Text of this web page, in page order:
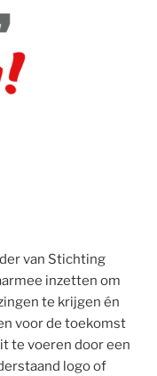
van Stichting
inzetten om
te krijgen én
voor de toekomst
te voeren door een
logo of